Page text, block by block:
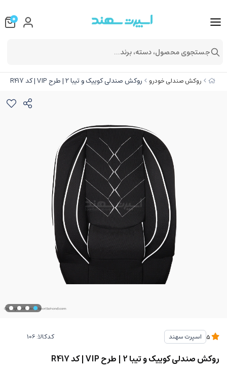
روکش صندلی خودرو روکش صندلی کوییک و تیبا 2 | طرح VIP | کد R417
اسپرت سهند کدکالا:
روکش صندلی کوییک و تیبا 2 | طرح VIP | کد R417
0
جستجوی محصول، دسته، برند...